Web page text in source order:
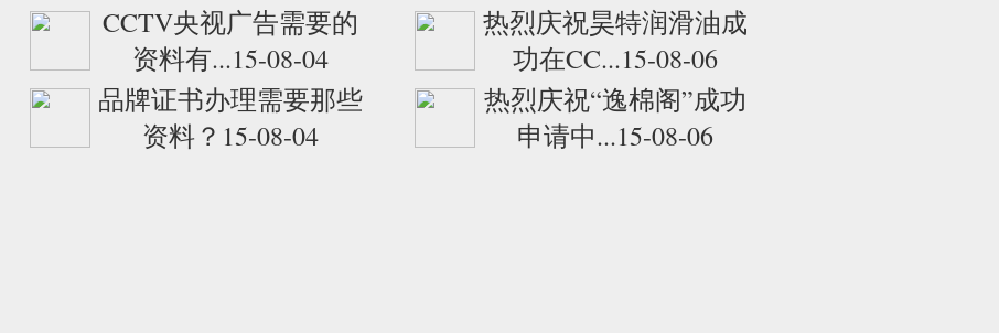
CCTV央视广告需要的
资料有...15-08-04
品牌证书办理需要那些
资料？15-08-04
热烈庆祝昊特润滑油成
功在CC...15-08-06
热烈庆祝“逸棉阁”成功
申请中...15-08-06